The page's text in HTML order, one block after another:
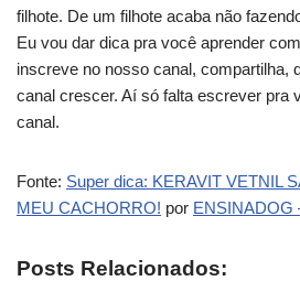
filhote. De um filhote acaba não
Eu vou dar dica pra você aprender
inscreve no nosso canal, compartilha,
canal crescer. Aí só falta escrever pra
canal.
Fonte: Super dica: KERAVIT VETNIL
MEU CACHORRO! por ENSINADOG
Posts Relacionados: